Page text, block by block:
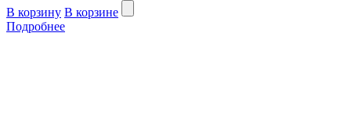
В корзину В корзине
Подробнее